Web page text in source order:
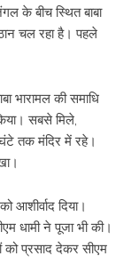
के बीच स्थित बाबा
चल रहा है। पहले
भारामल की समाधि
सबसे मिले,
तक मंदिर में रहे।
आशीर्वाद दिया।
धामी ने पूजा भी की।
को प्रसाद देकर सीएम